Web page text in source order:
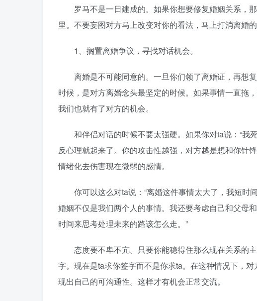
罗马不是一日建成的。如果你想要修复婚姻关系，
里。不要妄图对方马上改变对你的看法，马上打消离婚的
1、搁置离婚争议，寻找对话机会。
离婚是不可能同意的。一旦你们领了离婚证，再想
时候，是对方离婚念头最坚定的时候。如果事情一直拖
我们也就有了对方的机会。
和伴侣对话的时候不要太强硬。如果你对ta说：“我
反心理就起来了。你的攻击性越强，对方越是想和你针
情绪化去伤害现在微弱的感情。
你可以这么对ta说：“离婚这件事情太大了，我短时
婚姻不仅是我们两个人的事情。我还要考虑自己和父母
时间来思考处理未来的路该怎么走。”
态度要不卑不亢。只要你能稳得住那么现在关系的
字。现在是ta求你签字而不是你求ta。在这种情况下，
现出自己的可沟通性。这样才有机会正常交流。